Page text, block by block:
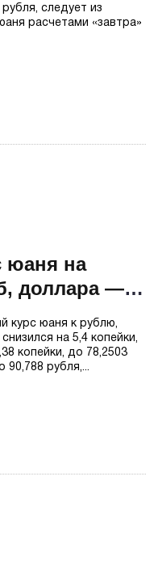
следует из
расчетами «завтра»
юаня на
доллара —
руб
курс юаня к рублю,
на 5,4 копейки,
копейки, до 78,2503
90,788 рубля,...